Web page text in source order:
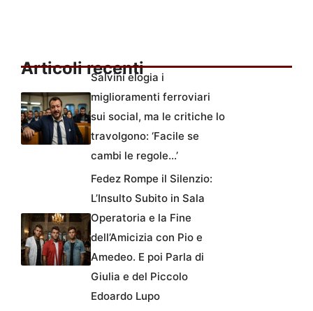
Articoli recenti
Salvini elogia i
miglioramenti ferroviari
sui social, ma le critiche lo
travolgono: ‘Facile se
cambi le regole…’
Fedez Rompe il Silenzio:
L’Insulto Subito in Sala
Operatoria e la Fine
dell’Amicizia con Pio e
Amedeo. E poi Parla di
Giulia e del Piccolo
Edoardo Lupo